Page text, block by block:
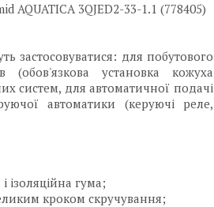
AQUATICA 3QJED2-33-1.1 (778405)
застосовуватися: для побутового
установка кожуха
систем, для автоматичної подачі
автоматики (керуючі реле,
ізоляційна гума;
кроком скручування;